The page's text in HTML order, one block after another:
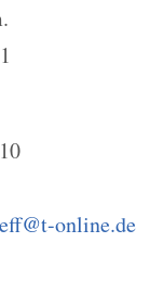
online.de